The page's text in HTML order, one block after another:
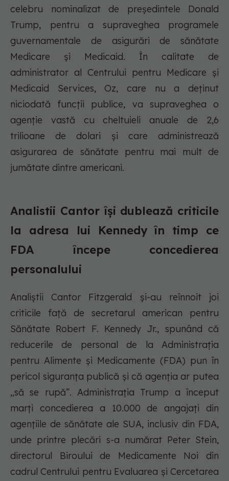
celebru nominalizat de președintele Donald
Trump, pentru a supraveghea programele
guvernamentale de asigurări de sănătate
Medicare și Medicaid. În calitate de
administrator al Centrului pentru Medicare și
Medicaid Services, Oz, care nu a deținut
niciodată funcții publice, va supraveghea o
agenție vastă cu cheltuieli anuale de 2,6
trilioane de dolari și care administrează
asigurarea de sănătate pentru mai mult de
jumătate dintre americani.
Analistii Cantor își dublează criticile
la adresa lui Kennedy în timp ce
FDA începe concedierea
personalului
Analiștii Cantor Fitzgerald și-au reînnoit joi
criticile față de secretarul american pentru
Sănătate Robert F. Kennedy Jr., spunând că
reducerile de personal de la Administrația
pentru Alimente și Medicamente (FDA) pun în
pericol siguranța publică și că agenția ar putea
„să se rupă”. Administrația Trump a început
marți concedierea a 10.000 de angajați din
agențiile de sănătate ale SUA, inclusiv din FDA,
unde printre plecări s-a numărat Peter Stein,
directorul Biroului de Medicamente Noi din
cadrul Centrului pentru Evaluarea și Cercetarea